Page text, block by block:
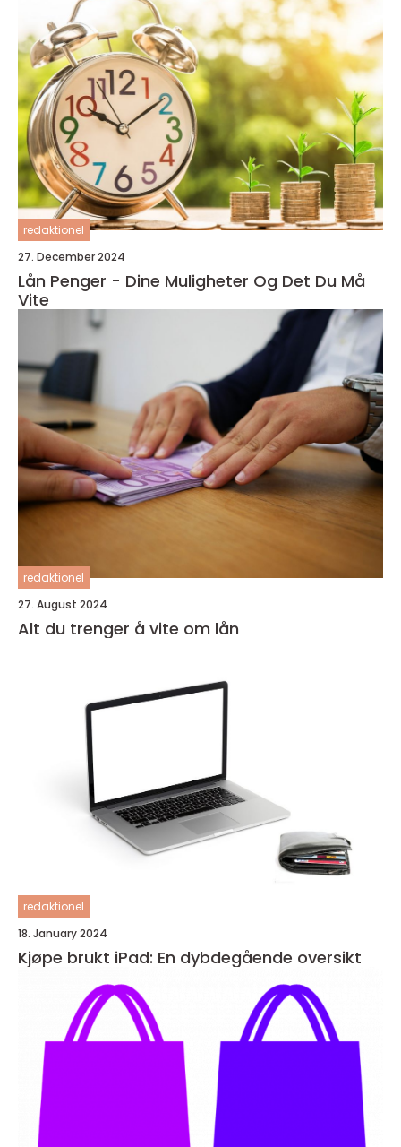
redaktionel
27. December 2024
Lån Penger - Dine Muligheter Og Det Du Må
Vite
redaktionel
27. August 2024
Alt du trenger å vite om lån
redaktionel
18. January 2024
Kjøpe brukt iPad: En dybdegående oversikt